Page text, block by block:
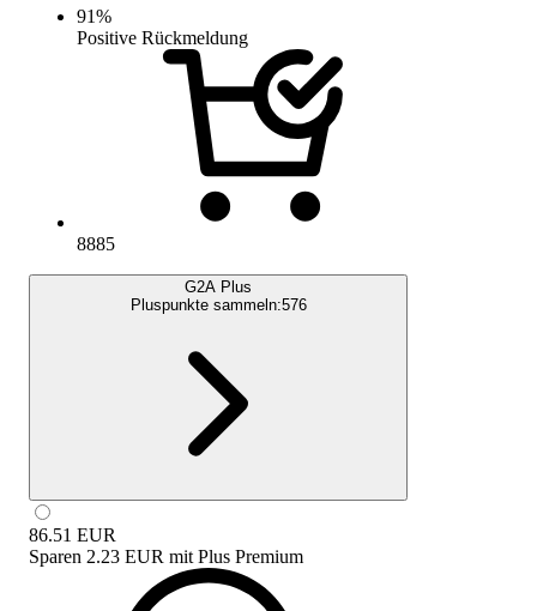
91%
Positive Rückmeldung
8885
G2A Plus
Pluspunkte sammeln:576
86.51 EUR
Sparen 2.23 EUR mit Plus Premium